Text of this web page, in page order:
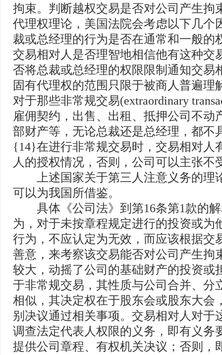
拘束。判断越权交易是否对公司产生拘
代理权理论，美国法院会考虑以下几个
裁或总经理的行为是否在通常和一般的
交易相对人是否理智地相信他有这种交
否将总裁或总经理的权限限制通知交易
固有代理权的范围只限于被商人普遍理
对于那些非常规交易(extraordinary
雇佣契约，出售、出租、抵押公司不动
部财产等，无论总裁还是总经理，都不
{14}在进行非常规交易时，交易相对人
人的授权情况，否则，公司可以主张不
上述国家关于第三人注意义务的理
可以为我国所借鉴。
具体《公司法》到第16条第1款的解
为，对于未按章程规定进行的投资或为
行为，不应认定为无效，而应该根据交
善意，来考察该交易能否对公司产生拘
较大，动摇了公司的基础财产的投资或
于非常规交易，其性质与公司合并、分
相似，其决定权在于股东会或股东大会
别决议通过相关事项。交易相对人对于
调查法定代表人权限的义务，即有义务
提供公司章程、有权机关决议；否则，